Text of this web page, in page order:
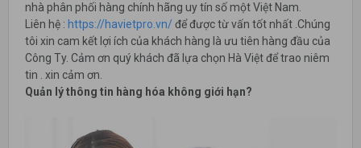
nhà phân phối hàng chính hãng uy tín số một Việt Nam.
Liên hệ : https://havietpro.vn/ để được từ vấn tốt nhất .Chúng
tôi xin cam kết lợi ích của khách hàng là ưu tiên hàng đầu của
Công Ty. Cảm ơn quý khách đã lựa chọn Hà Việt để trao niêm
tin . xin cảm ơn.
Quản lý thông tin hàng hóa không giới hạn?